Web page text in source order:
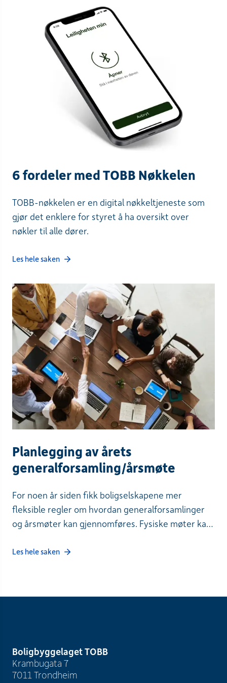
6 fordeler med TOBB Nøkkelen
TOBB-nøkkelen er en digital nøkkeltjeneste som
gjør det enklere for styret å ha oversikt over
nøkler til alle dører.
Les hele saken
Planlegging av årets
generalforsamling/årsmøte
For noen år siden fikk boligselskapene mer
fleksible regler om hvordan generalforsamlinger
og årsmøter kan gjennomføres. Fysiske møter kan
gjennomføre møtet digitalt så lenge det vurderes
Les hele saken
Boligbyggelaget TOBB
Krambugata 7
7011 Trondheim